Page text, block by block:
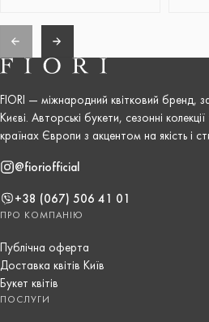
FIORI — міжнародний квітковий бренд,
Києві. Авторські букети, сезонні
країнах Європи з акцентом на якість і
@fioriofficial
+38 (067) 506 41 01
ПРО КОМПАНІЮ
Публічна оферта
Доставка квітів Київ
Букет квітів
ПОСЛУГИ